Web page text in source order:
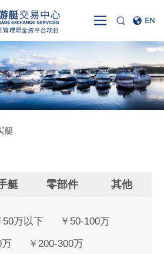
艇
艇 零部件 其他
50万以下 ￥50-100万
万 ￥200-300万